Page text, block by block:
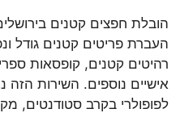
הובלת חפצים קטנים
העברת פריטים קטנים גודל
רהיטים קטנים, קופסאות
אישיים נוספים. השירות
לפופולרי בקרב סטודנטים,